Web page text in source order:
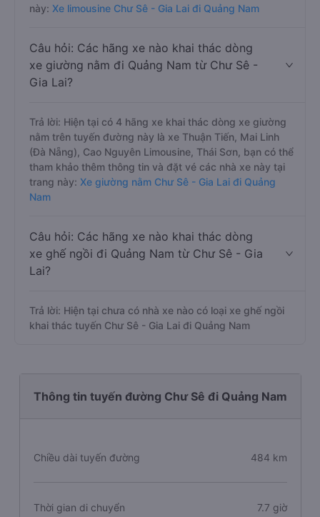
này: Xe limousine Chư Sê - Gia Lai đi Quảng Nam
Câu hỏi: Các hãng xe nào khai thác dòng
xe giường nằm đi Quảng Nam từ Chư Sê -
Gia Lai?
Trả lời: Hiện tại có 4 hãng xe khai thác dòng xe giường
nằm trên tuyến đường này là xe Thuận Tiến, Mai Linh
(Đà Nẵng), Cao Nguyên Limousine, Thái Sơn, bạn có thể
tham khảo thêm thông tin và đặt vé các nhà xe này tại
trang này: Xe giường nằm Chư Sê - Gia Lai đi Quảng
Nam
Câu hỏi: Các hãng xe nào khai thác dòng
xe ghế ngồi đi Quảng Nam từ Chư Sê - Gia
Lai?
Trả lời: Hiện tại chưa có nhà xe nào có loại xe ghế ngồi
khai thác tuyến Chư Sê - Gia Lai đi Quảng Nam
Thông tin tuyến đường Chư Sê đi Quảng Nam
Chiều dài tuyến đường 484 km
Thời gian di chuyển 7.7 giờ